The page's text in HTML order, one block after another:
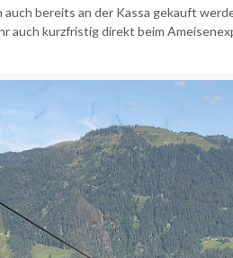
bereits an der Kassa gekauft
auch kurzfristig direkt beim